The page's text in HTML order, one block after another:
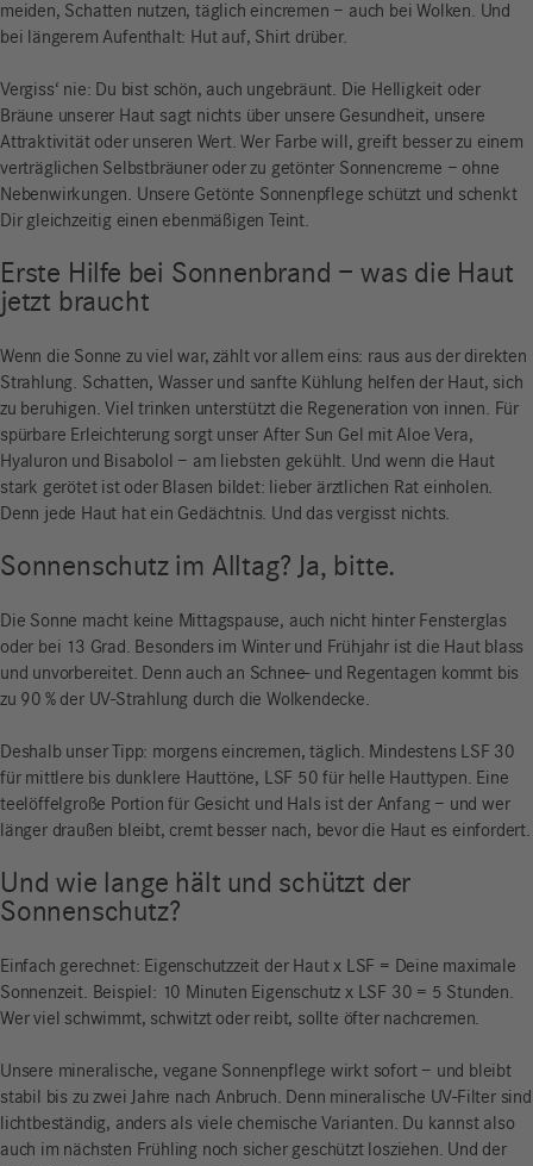
meiden, Schatten nutzen, täglich eincremen – auch bei Wolken. Und
bei längerem Aufenthalt: Hut auf, Shirt drüber.
Vergiss‘ nie: Du bist schön, auch ungebräunt. Die Helligkeit oder
Bräune unserer Haut sagt nichts über unsere Gesundheit, unsere
Attraktivität oder unseren Wert. Wer Farbe will, greift besser zu einem
verträglichen Selbstbräuner oder zu getönter Sonnencreme – ohne
Nebenwirkungen. Unsere Getönte Sonnenpflege schützt und schenkt
Dir gleichzeitig einen ebenmäßigen Teint.
Erste Hilfe bei Sonnenbrand – was die Haut
jetzt braucht
Wenn die Sonne zu viel war, zählt vor allem eins: raus aus der direkten
Strahlung. Schatten, Wasser und sanfte Kühlung helfen der Haut, sich
zu beruhigen. Viel trinken unterstützt die Regeneration von innen. Für
spürbare Erleichterung sorgt unser After Sun Gel mit Aloe Vera,
Hyaluron und Bisabolol – am liebsten gekühlt. Und wenn die Haut
stark gerötet ist oder Blasen bildet: lieber ärztlichen Rat einholen.
Denn jede Haut hat ein Gedächtnis. Und das vergisst nichts.
Sonnenschutz im Alltag? Ja, bitte.
Die Sonne macht keine Mittagspause, auch nicht hinter Fensterglas
oder bei 13 Grad. Besonders im Winter und Frühjahr ist die Haut blass
und unvorbereitet. Denn auch an Schnee- und Regentagen kommt bis
zu 90 % der UV-Strahlung durch die Wolkendecke.
Deshalb unser Tipp: morgens eincremen, täglich. Mindestens LSF 30
für mittlere bis dunklere Hauttöne, LSF 50 für helle Hauttypen. Eine
teelöffelgroße Portion für Gesicht und Hals ist der Anfang – und wer
länger draußen bleibt, cremt besser nach, bevor die Haut es einfordert.
Und wie lange hält und schützt der
Sonnenschutz?
Einfach gerechnet: Eigenschutzzeit der Haut x LSF = Deine maximale
Sonnenzeit. Beispiel: 10 Minuten Eigenschutz x LSF 30 = 5 Stunden.
Wer viel schwimmt, schwitzt oder reibt, sollte öfter nachcremen.
Unsere mineralische, vegane Sonnenpflege wirkt sofort – und bleibt
stabil bis zu zwei Jahre nach Anbruch. Denn mineralische UV-Filter sind
lichtbeständig, anders als viele chemische Varianten. Du kannst also
auch im nächsten Frühling noch sicher geschützt losziehen. Und der